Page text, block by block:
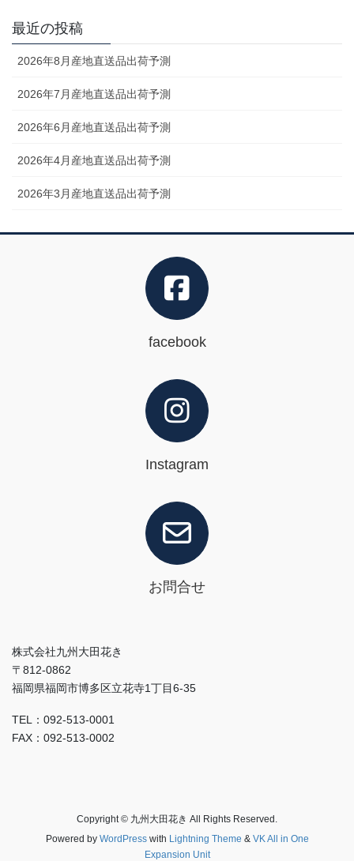
最近の投稿
2026年8月産地直送品出荷予測
2026年7月産地直送品出荷予測
2026年6月産地直送品出荷予測
2026年4月産地直送品出荷予測
2026年3月産地直送品出荷予測
facebook
Instagram
お問合せ
株式会社九州大田花き
〒812-0862
福岡県福岡市博多区立花寺1丁目6-35
TEL：092-513-0001
FAX：092-513-0002
Copyright © 九州大田花き All Rights Reserved.
Powered by WordPresswith Lightning Theme & VK All in One
Expansion Unit